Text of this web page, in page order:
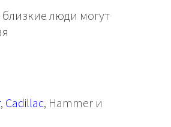
близкие люди могут
, Cadillac, Hammer и